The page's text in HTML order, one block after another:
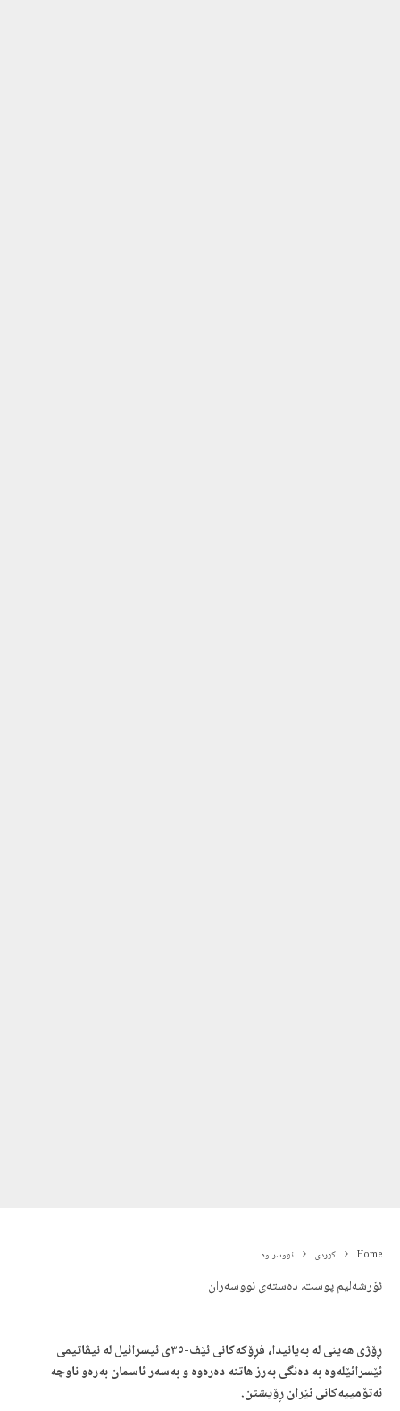
Home کوردی نووسراوە
ئۆرشەلیم پوست، دەستەی نووسەران
ڕۆژی هەینی لە بەیانیدا، فڕۆکەکانی ئێف-٣٥ی ئیسرائیل لە نیڤاتیمی
ئێسرائێلەوە بە دەنگی بەرز هاتنە دەرەوە و بەسەر ئاسمان بەرەو ناوچە
ئەتۆمییەکانی ئێران ڕۆیشتن.